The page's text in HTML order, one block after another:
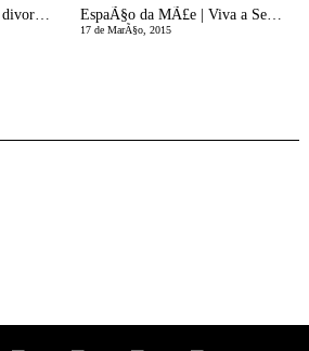
CrÃ³nicas de uma mÃ£e divorciada | Era um lÃ­quido! Magro! De frutos vermelhos sff! EspaÃ§o da MÃ£e | Viva a Segunda-Feira!
17 de MarÃ§o, 2015